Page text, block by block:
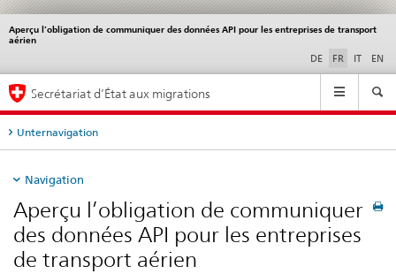
Aperçu l’obligation de communiquer des données API pour les entreprises de transport
aérien
DE FR IT EN
Service
navigation
Navigation
Secrétariat d’État aux migrations
Unternavigation
Navigation
Aperçu l’obligation de communiquer
des données API pour les entreprises
de transport aérien